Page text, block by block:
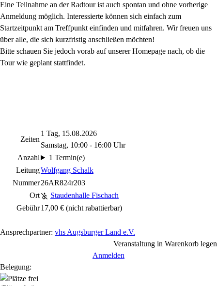
Eine Teilnahme an der Radtour ist auch spontan und ohne vorherige
Anmeldung möglich. Interessierte können sich einfach zum
Startzeitpunkt am Treffpunkt einfinden und mitfahren. Wir freuen uns
über alle, die sich kurzfristig anschließen möchten!
Bitte schauen Sie jedoch vorab auf unserer Homepage nach, ob die
Tour wie geplant stattfindet.
Zeiten
1 Tag, 15.08.2026
Samstag, 10:00 - 16:00 Uhr
Anzahl
1 Termin(e)
LeitungWolfgang Schalk
Nummer26AR824r203
Ort
Staudenhalle Fischach
Gebühr17,00 € (nicht rabattierbar)
Ansprechpartner: vhs Augsburger Land e.V.
Veranstaltung in Warenkorb legen
Anmelden
Belegung: